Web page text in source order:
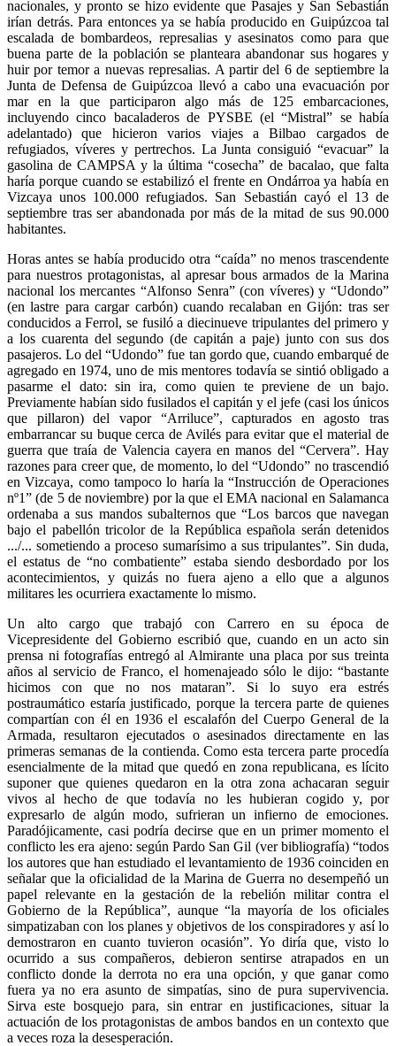
nacionales, y pronto se hizo evidente que Pasajes y San Sebastián
irían detrás. Para entonces ya se había producido en Guipúzcoa tal
escalada de bombardeos, represalias y asesinatos como para que
buena parte de la población se planteara abandonar sus hogares y
huir por temor a nuevas represalias. A partir del 6 de septiembre la
Junta de Defensa de Guipúzcoa llevó a cabo una evacuación por
mar en la que participaron algo más de 125 embarcaciones,
incluyendo cinco bacaladeros de PYSBE (el “Mistral” se había
adelantado) que hicieron varios viajes a Bilbao cargados de
refugiados, víveres y pertrechos. La Junta consiguió “evacuar” la
gasolina de CAMPSA y la última “cosecha” de bacalao, que falta
haría porque cuando se estabilizó el frente en Ondárroa ya había en
Vizcaya unos 100.000 refugiados. San Sebastián cayó el 13 de
septiembre tras ser abandonada por más de la mitad de sus 90.000
habitantes.
Horas antes se había producido otra “caída” no menos trascendente
para nuestros protagonistas, al apresar bous armados de la Marina
nacional los mercantes “Alfonso Senra” (con víveres) y “Udondo”
(en lastre para cargar carbón) cuando recalaban en Gijón: tras ser
conducidos a Ferrol, se fusiló a diecinueve tripulantes del primero y
a los cuarenta del segundo (de capitán a paje) junto con sus dos
pasajeros. Lo del “Udondo” fue tan gordo que, cuando embarqué de
agregado en 1974, uno de mis mentores todavía se sintió obligado a
pasarme el dato: sin ira, como quien te previene de un bajo.
Previamente habían sido fusilados el capitán y el jefe (casi los únicos
que pillaron) del vapor “Arriluce”, capturados en agosto tras
embarrancar su buque cerca de Avilés para evitar que el material de
guerra que traía de Valencia cayera en manos del “Cervera”. Hay
razones para creer que, de momento, lo del “Udondo” no trascendió
en Vizcaya, como tampoco lo haría la “Instrucción de Operaciones
nº1” (de 5 de noviembre) por la que el EMA nacional en Salamanca
ordenaba a sus mandos subalternos que “Los barcos que navegan
bajo el pabellón tricolor de la República española serán detenidos
.../... sometiendo a proceso sumarísimo a sus tripulantes”. Sin duda,
el estatus de “no combatiente” estaba siendo desbordado por los
acontecimientos, y quizás no fuera ajeno a ello que a algunos
militares les ocurriera exactamente lo mismo.
Un alto cargo que trabajó con Carrero en su época de
Vicepresidente del Gobierno escribió que, cuando en un acto sin
prensa ni fotografías entregó al Almirante una placa por sus treinta
años al servicio de Franco, el homenajeado sólo le dijo: “bastante
hicimos con que no nos mataran”. Si lo suyo era estrés
postraumático estaría justificado, porque la tercera parte de quienes
compartían con él en 1936 el escalafón del Cuerpo General de la
Armada, resultaron ejecutados o asesinados directamente en las
primeras semanas de la contienda. Como esta tercera parte procedía
esencialmente de la mitad que quedó en zona republicana, es lícito
suponer que quienes quedaron en la otra zona achacaran seguir
vivos al hecho de que todavía no les hubieran cogido y, por
expresarlo de algún modo, sufrieran un infierno de emociones.
Paradójicamente, casi podría decirse que en un primer momento el
conflicto les era ajeno: según Pardo San Gil (ver bibliografía) “todos
los autores que han estudiado el levantamiento de 1936 coinciden en
señalar que la oficialidad de la Marina de Guerra no desempeñó un
papel relevante en la gestación de la rebelión militar contra el
Gobierno de la República”, aunque “la mayoría de los oficiales
simpatizaban con los planes y objetivos de los conspiradores y así lo
demostraron en cuanto tuvieron ocasión”. Yo diría que, visto lo
ocurrido a sus compañeros, debieron sentirse atrapados en un
conflicto donde la derrota no era una opción, y que ganar como
fuera ya no era asunto de simpatías, sino de pura supervivencia.
Sirva este bosquejo para, sin entrar en justificaciones, situar la
actuación de los protagonistas de ambos bandos en un contexto que
a veces roza la desesperación.